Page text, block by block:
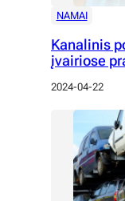
NAMAI
Kanalinis
įvairiose
2024-04-22